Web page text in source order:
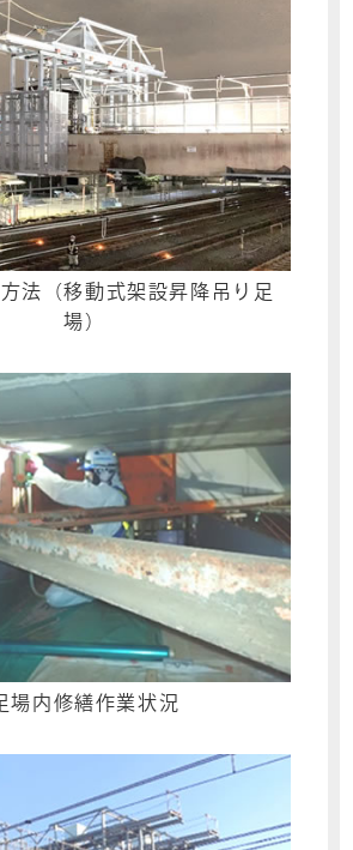
法（移動式架設昇降吊り足
場）
場内修繕作業状況